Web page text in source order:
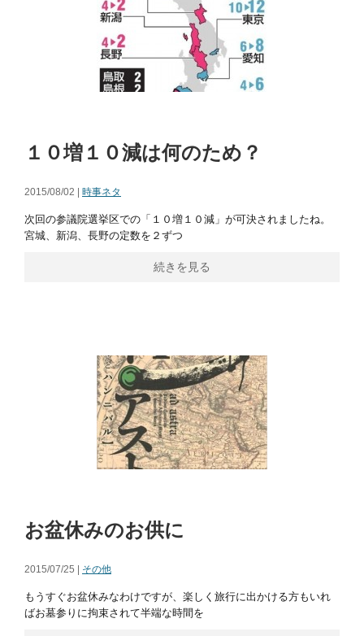
１０増１０減は何のため？
2015/08/02 | 時事ネタ
次回の参議院選挙区での「１０増１０減」が可決されましたね。
宮城、新潟、長野の定数を２ずつ
続きを見る
お盆休みのお供に
2015/07/25 | その他
もうすぐお盆休みなわけですが、楽しく旅行に出かける方もいれ
ばお墓参りに拘束されて半端な時間を